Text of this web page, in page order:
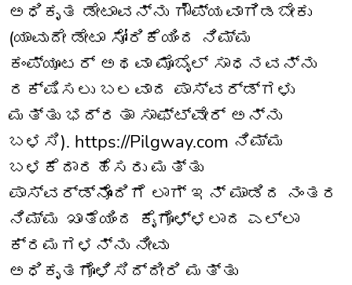
ಅಧಿಕೃತ ಡೇಟಾವನ್ನು ಗೌಪ್ಯವಾಗಿಡಬೇಕು
(ಯಾವುದೇ ಡೇಟಾ ಸೋರಿಕೆಯಿಂದ ನಿಮ್ಮ
ಕಂಪ್ಯೂಟರ್ ಅಥವಾ ಮೊಬೈಲ್ ಸಾಧನವನ್ನು
ರಕ್ಷಿಸಲು ಬಲವಾದ ಪಾಸ್‌ವರ್ಡ್‌ಗಳು
ಮತ್ತು ಭದ್ರತಾ ಸಾಫ್ಟ್‌ವೇರ್ ಅನ್ನು
ಬಳಸಿ). https://Pilgway.com ನಿಮ್ಮ
ಬಳಕೆದಾರಹೆಸರು ಮತ್ತು
ಪಾಸ್‌ವರ್ಡ್‌ನೊಂದಿಗೆ ಲಾಗ್ ಇನ್ ಮಾಡಿದ ನಂತರ
ನಿಮ್ಮ ಖಾತೆಯಿಂದ ಕೈಗೊಳ್ಳಲಾದ ಎಲ್ಲಾ
ಕ್ರಮಗಳನ್ನು ನೀವು
ಅಧಿಕೃತಗೊಳಿಸಿದ್ದೀರಿ ಮತ್ತು